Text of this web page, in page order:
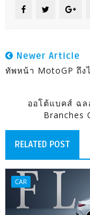
Newer Article
ทัพหน้า MotoGP ถึง
ออโต้แบคส์ ฉล
Branches
RELATED POST
CAR